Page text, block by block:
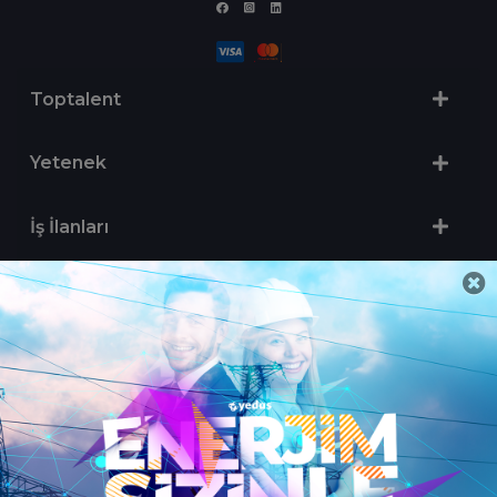
Toptalent
Yetenek
İş İlanları
Sertifika Programları
Yetenek Testleri
İşveren